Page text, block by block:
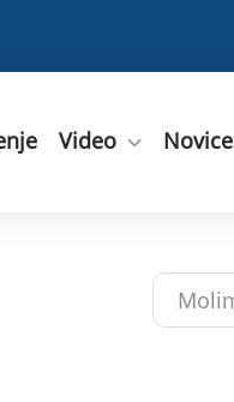
Video Novice